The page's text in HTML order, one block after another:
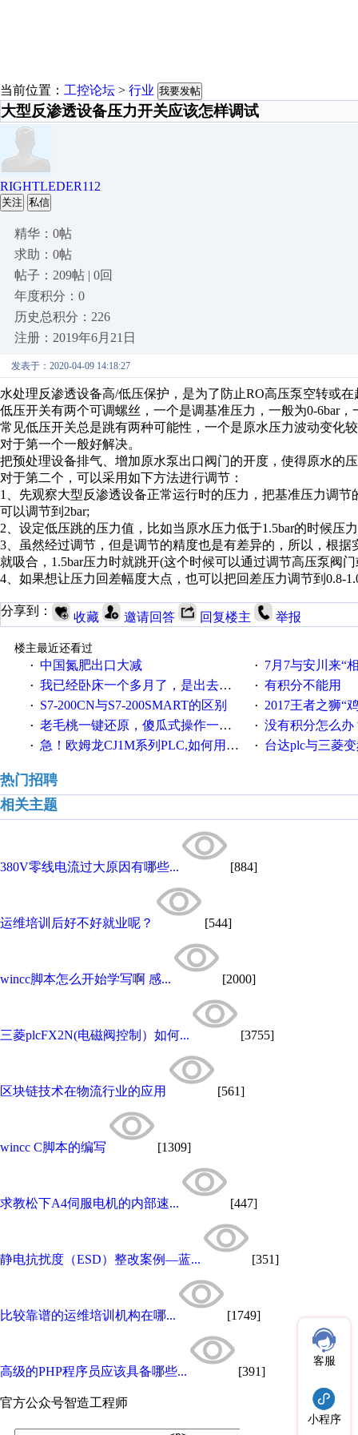
当前位置： 工控论坛 > 行业 我要发帖
大型反渗透设备压力开关应该怎样调试
RIGHTLEDER112
关注 私信
精华：0帖
求助：0帖
帖子：209帖 | 0回
年度积分：0
历史总积分：226
注册：2019年6月21日
发表于：2020-04-09 14:18:27
水处理反渗透设备高/低压保护，是为了防止RO高压泵空转或
低压开关有两个可调螺丝，一个是调基准压力，一般为0-6bar
常见低压开关总是跳有两种可能性，一个是原水压力波动变化
对于第一个一般好解决。
把预处理设备排气、增加原水泵出口阀门的开度，使得原水的
对于第二个，可以采用如下方法进行调节：
1、先观察大型反渗透设备正常运行时的压力，把基准压力调
可以调节到2bar;
2、设定低压跳的压力值，比如当原水压力低于1.5bar的时候压
3、虽然经过调节，但是调节的精度也是有差异的，所以，根
就吸合，1.5bar压力时就跳开(这个时候可以通过调节高压泵阀
4、如果想让压力回差幅度大点，也可以把回差压力调节到0.8-
分享到： 收藏 邀请回答 回复楼主 举报
楼主最近还看过
· 中国氮肥出口大减 · 7月7与安川来“
· 我已经卧床一个多月了，是出去安装机械手在高速遭遇车祸所致:大家工作都要特别注意啊 · 有积分不能用
· S7-200CN与S7-200SMART的区别 · 2017王者之狮“鸡”情签到
· 老毛桃一键还原，傻瓜式操作一键轻松备份还原；程序为向导式安装，一键即可实现自动备份或还原系统。 · 没有积分怎么办
· 急！欧姆龙CJ1M系列PLC,如何用时间控制变频器。要求时间在组态王中可以自由输入！拜托各位大神了！ · 台达plc与三菱
热门招聘
相关主题
380V零线电流过大原因有哪些... [884]
运维培训后好不好就业呢？ [544]
wincc脚本怎么开始学写啊 感... [2000]
三菱plcFX2N(电磁阀控制）如何... [3755]
区块链技术在物流行业的应用 [561]
wincc C脚本的编写 [1309]
求教松下A4伺服电机的内部速... [447]
静电抗扰度（ESD）整改案例—蓝... [351]
比较靠谱的运维培训机构在哪... [1749]
高级的PHP程序员应该具备哪些... [391]
官方公众号智造工程师
客服
小程序